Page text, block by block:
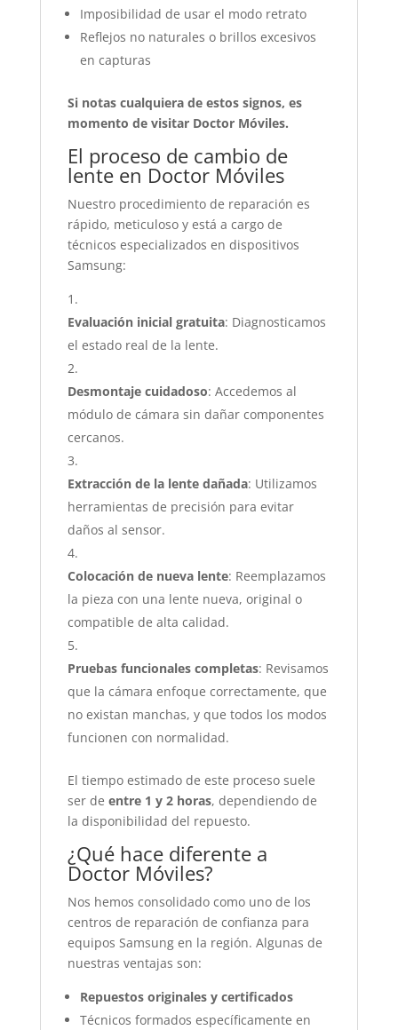
Imposibilidad de usar el modo retrato
Reflejos no naturales o brillos excesivos
en capturas
Si notas cualquiera de estos signos, es
momento de visitar Doctor Móviles.
El proceso de cambio de
lente en Doctor Móviles
Nuestro procedimiento de reparación es
rápido, meticuloso y está a cargo de
técnicos especializados en dispositivos
Samsung:
Evaluación inicial gratuita: Diagnosticamos
el estado real de la lente.
Desmontaje cuidadoso: Accedemos al
módulo de cámara sin dañar componentes
cercanos.
Extracción de la lente dañada: Utilizamos
herramientas de precisión para evitar
daños al sensor.
Colocación de nueva lente: Reemplazamos
la pieza con una lente nueva, original o
compatible de alta calidad.
Pruebas funcionales completas: Revisamos
que la cámara enfoque correctamente, que
no existan manchas, y que todos los modos
funcionen con normalidad.
El tiempo estimado de este proceso suele
ser de entre 1 y 2 horas, dependiendo de
la disponibilidad del repuesto.
¿Qué hace diferente a
Doctor Móviles?
Nos hemos consolidado como uno de los
centros de reparación de confianza para
equipos Samsung en la región. Algunas de
nuestras ventajas son:
Repuestos originales y certificados
Técnicos formados específicamente en